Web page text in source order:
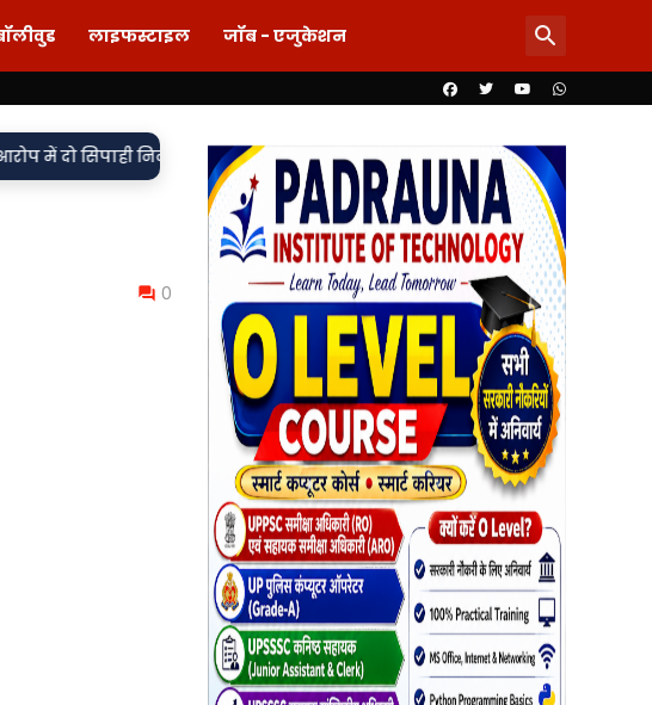
लाइफस्टाइल जॉब - एजुकेशन
मुकदमा दर्ज, 85 लाख का खेल या पारदर्शिता पर पर्दा? शिलापट्ट से
0